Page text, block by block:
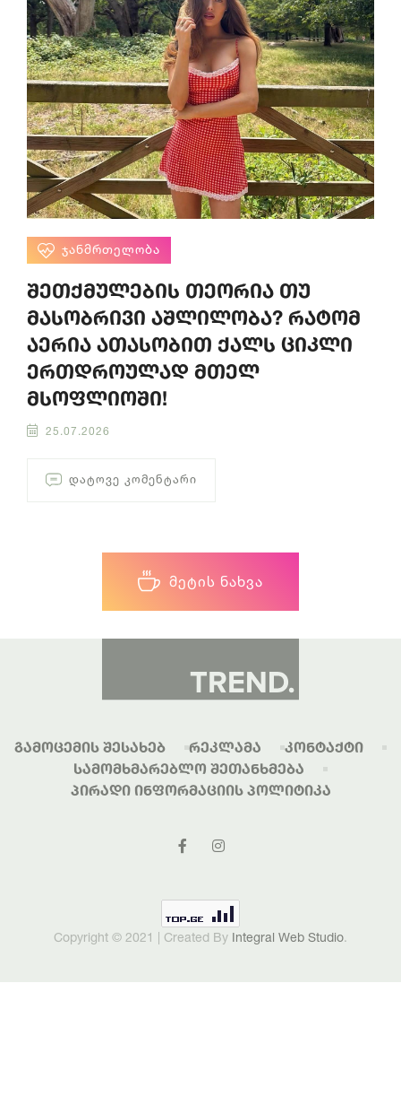
ᲯᲐᲜᲛᲠᲗᲔᲚᲝᲑᲐ
შეთქმულების თეორია თუ
მასობრივი აშლილობა? რატომ
აერია ათასობით ქალს ციკლი
ერთდროულად მთელ
მსოფლიოში!
25.07.2026
ᲓᲐᲢᲝᲕᲔ ᲙᲝᲛᲔᲜᲢᲐᲠᲘ
ᲛᲔᲢᲘᲡ ᲜᲐᲮᲕᲐ
Გამოცემის Შესახებ Რეკლამა
Კონტაქტი
Სამომხმარებლო Შეთანხმება
Პირადი Ინფორმაციის Პოლიტიკა
Copyright © 2021 | Created By Integral Web Studio.